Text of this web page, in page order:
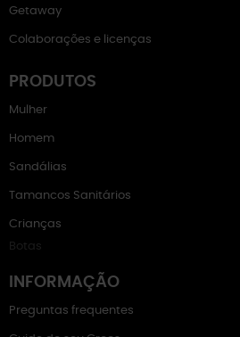
Getaway
Colaborações e licenças
PRODUTOS
Mulher
Homem
Sandálias
Tamancos Sanitários
Crianças
Botas
INFORMAÇÃO
Preguntas frequentes